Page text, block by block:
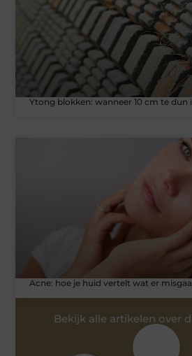
Ytong blokken: wanneer 10 cm te
Acne: hoe je huid vertelt wat er
Bekijk alle artikelen over